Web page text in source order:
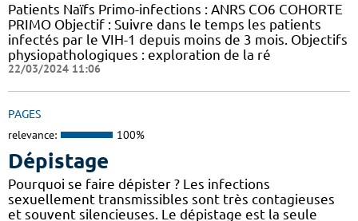
Patients Naïfs Primo-infections : ANRS CO6 COHORTE
PRIMO Objectif : Suivre dans le temps les patients
infectés par le VIH-1 depuis moins de 3 mois. Objectifs
physiopathologiques : exploration de la ré
22/03/2024 11:06
PAGES
relevance: 100%
Dépistage
Pourquoi se faire dépister ? Les infections
sexuellement transmissibles sont très contagieuses
et souvent silencieuses. Le dépistage est la seule